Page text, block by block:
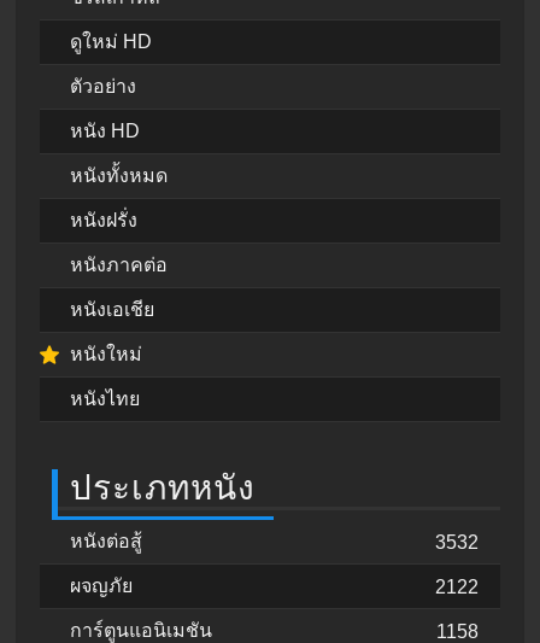
ดูใหม่ HD
ตัวอย่าง
หนัง HD
หนังทั้งหมด
หนังฝรั่ง
หนังภาคต่อ
หนังเอเชีย
หนังใหม่
หนังไทย
ประเภทหนัง
หนังต่อสู้ 3532
ผจญภัย 2122
การ์ตูนแอนิเมชัน 1158